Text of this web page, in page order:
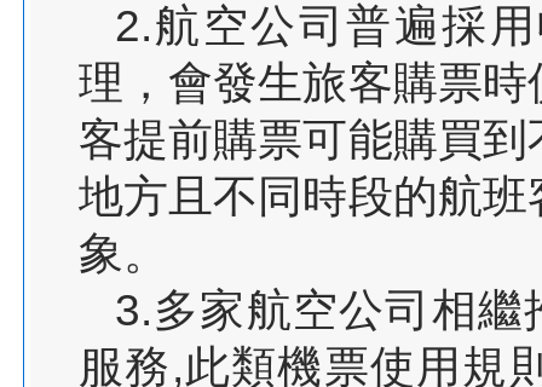
2.航空公司普遍採
理，會發生旅客購票
客提前購票可能購買
地方且不同時段的航
象。
3.多家航空公司相繼
服務,此類機票使用規